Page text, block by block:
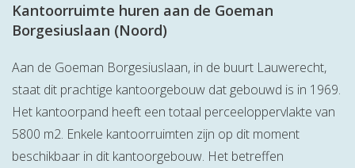
Kantoorruimte huren aan de Goeman
Borgesiuslaan (Noord)
Aan de Goeman Borgesiuslaan, in de buurt Lauwerecht,
staat dit prachtige kantoorgebouw dat gebouwd is in 1969.
Het kantoorpand heeft een totaal perceeloppervlakte van
5800 m2. Enkele kantoorruimten zijn op dit moment
beschikbaar in dit kantoorgebouw. Het betreffen